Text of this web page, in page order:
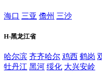
海口 三亚 儋州 三沙
H-黑龙江省
哈尔滨 齐齐哈尔 鸡西 鹤岗
牡丹江 黑河 绥化 大兴安岭